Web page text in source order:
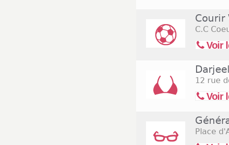
Courir
C.C
Voir
12 rue
Voir
Place